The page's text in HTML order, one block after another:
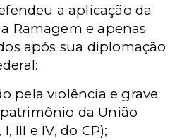
a aplicação da
Ramagem e apenas
após sua diplomação
pela violência e grave
da União
III e IV, do CP);